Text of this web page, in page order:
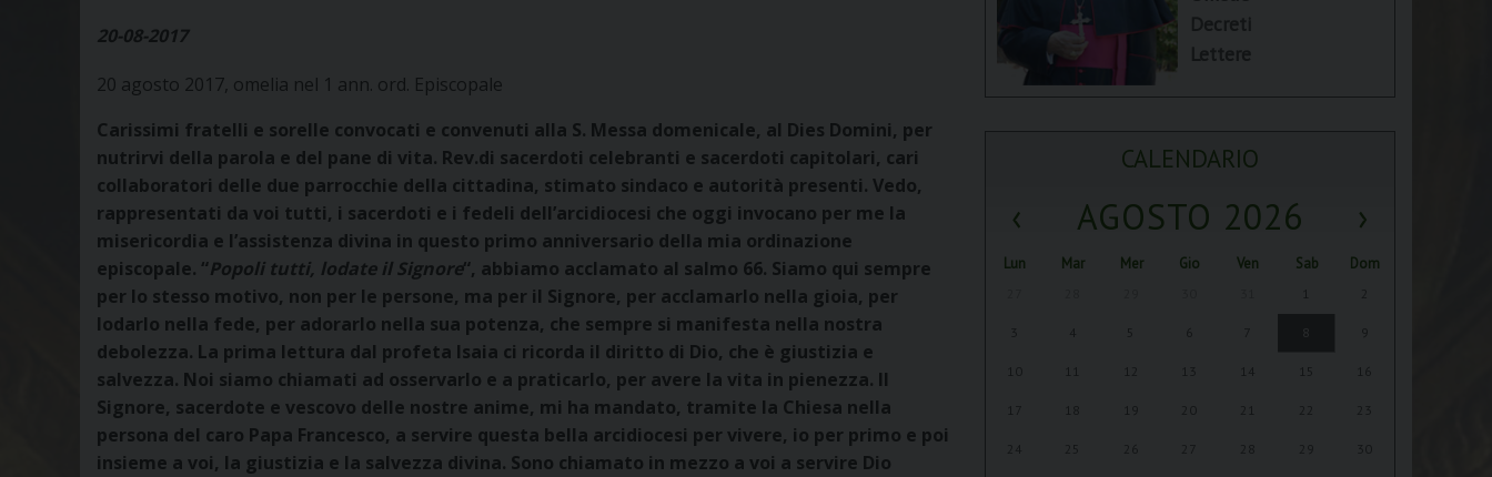
20-08-2017
20 agosto 2017, omelia nel 1 ann. ord. Episcopale
Carissimi fratelli e sorelle convocati e convenuti alla S. Messa domenicale, al Dies Domini, per
nutrirvi della parola e del pane di vita. Rev.di sacerdoti celebranti e sacerdoti capitolari, cari
collaboratori delle due parrocchie della cittadina, stimato sindaco e autorità presenti. Vedo,
rappresentati da voi tutti, i sacerdoti e i fedeli dell’arcidiocesi che oggi invocano per me la
misericordia e l’assistenza divina in questo primo anniversario della mia ordinazione
episcopale. “Popoli tutti, lodate il Signore“, abbiamo acclamato al salmo 66. Siamo qui sempre
per lo stesso motivo, non per le persone, ma per il Signore, per acclamarlo nella gioia, per
lodarlo nella fede, per adorarlo nella sua potenza, che sempre si manifesta nella nostra
debolezza. La prima lettura dal profeta Isaia ci ricorda il diritto di Dio, che è giustizia e
salvezza. Noi siamo chiamati ad osservarlo e a praticarlo, per avere la vita in pienezza. Il
Signore, sacerdote e vescovo delle nostre anime, mi ha mandato, tramite la Chiesa nella
persona del caro Papa Francesco, a servire questa bella arcidiocesi per vivere, io per primo e poi
insieme a voi, la giustizia e la salvezza divina. Sono chiamato in mezzo a voi a servire Dio
CALENDARIO
‹ AGOSTO 2026 ›
Lun Mar Mer Gio Ven Sab Dom